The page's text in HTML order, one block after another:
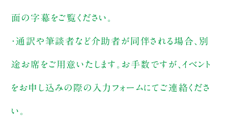
面の字幕をご覧ください。
・通訳や筆談者など介助者が同伴される場合、別
途お席をご用意いたします。お手数ですが、イベント
をお申し込みの際の入力フォームにてご連絡くださ
い。